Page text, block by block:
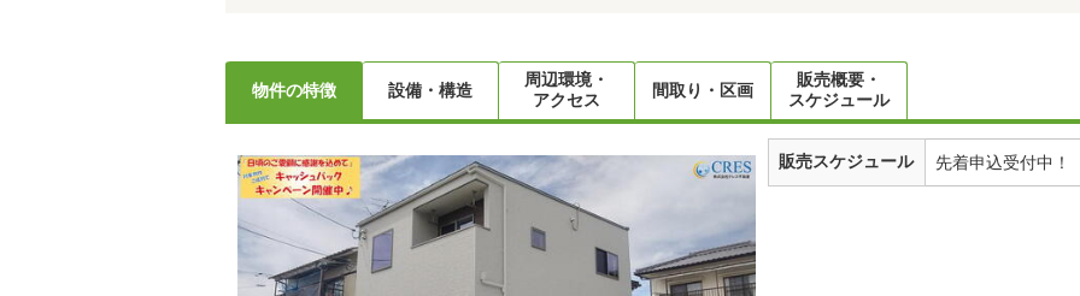
物件の特徴 設備・構造
周辺環境・
アクセス
間取り・区画
販売概要・
スケジュール
販売スケジュール 先着申込受付中！